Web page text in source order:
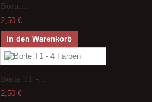
Borte...
2,50 €
In den Warenkorb
Borte T1 -...
2,50 €